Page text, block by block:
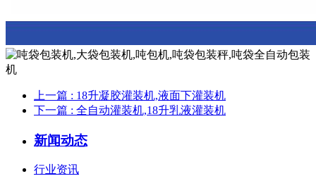
上一篇 : 18升凝胶灌装机,液面下灌装机
下一篇 : 全自动灌装机,18升乳液灌装机
新闻动态
行业资讯